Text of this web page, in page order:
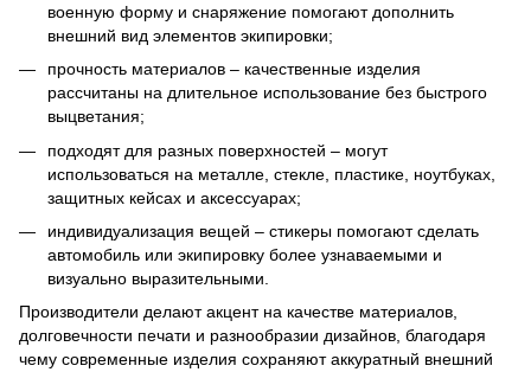
военную форму и снаряжение помогают дополнить
внешний вид элементов экипировки;
прочность материалов – качественные изделия
рассчитаны на длительное использование без быстрого
выцветания;
подходят для разных поверхностей – могут
использоваться на металле, стекле, пластике, ноутбуках,
защитных кейсах и аксессуарах;
индивидуализация вещей – стикеры помогают сделать
автомобиль или экипировку более узнаваемыми и
визуально выразительными.
Производители делают акцент на качестве материалов,
долговечности печати и разнообразии дизайнов, благодаря
чему современные изделия сохраняют аккуратный внешний